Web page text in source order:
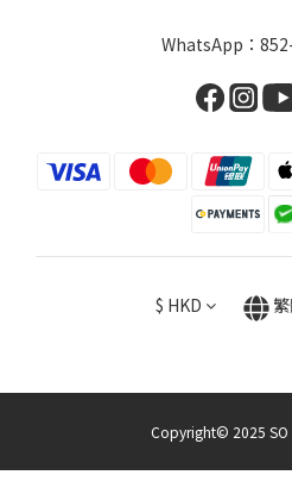
WhatsApp：
$ HKD
Copyright© 2025 SO